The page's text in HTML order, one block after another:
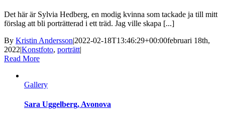
Det här är Sylvia Hedberg, en modig kvinna som tackade ja till mitt
förslag att bli porträtterad i ett träd. Jag ville skapa [...]
By Kristin Andersson|2022-02-18T13:46:29+00:00februari 18th,
2022|Konstfoto, porträtt|
Read More
Gallery
Sara Uggelberg, Avonova